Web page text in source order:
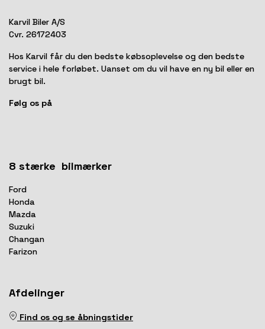
Karvil Biler A/S
Cvr. 26172403
Hos Karvil får du den bedste købsoplevelse og den bedste
service i hele forløbet. Uanset om du vil have en ny bil eller en
brugt bil.
Følg os på
8 stærke bilmærker
Ford
Honda
Mazda
Suzuki
Changan
Farizon
Afdelinger
Find os og se åbningstider